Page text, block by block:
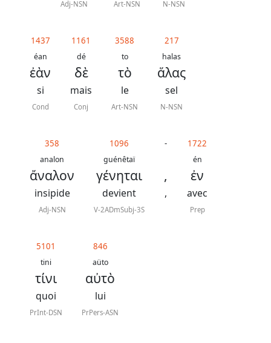
Adj-NSN Art-NSN N-NSN
1437
éan
ἐὰν
si
Cond
1161
dé
δὲ
mais
Conj
3588
to
τὸ
le
Art-NSN
217
halas
ἅλας
sel
N-NSN
358
analon
ἄναλον
insipide
Adj-NSN
1096
guénêtaï
γένηται
devient
V-2ADmSubj-3S
-
,
,
1722
én
ἐν
avec
Prep
5101
tini
τίνι
quoi
PrInt-DSN
846
aüto
αὐτὸ
lui
PrPers-ASN
chapitre
Traduction
Bible
Traduction